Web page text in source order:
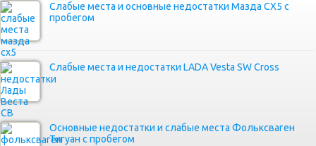
Слабые места и основные недостатки Мазда СХ5 с
пробегом
Слабые места и недостатки LADA Vesta SW Cross
Основные недостатки и слабые места Фольксваген
Тигуан с пробегом